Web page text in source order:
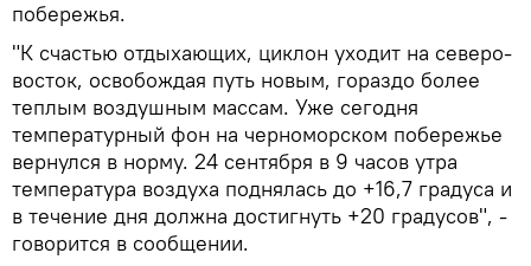
побережья.
"К счастью отдыхающих, циклон уходит на северо-
восток, освобождая путь новым, гораздо более
теплым воздушным массам. Уже сегодня
температурный фон на черноморском побережье
вернулся в норму. 24 сентября в 9 часов утра
температура воздуха поднялась до +16,7 градуса и
в течение дня должна достигнуть +20 градусов", -
говорится в сообщении.